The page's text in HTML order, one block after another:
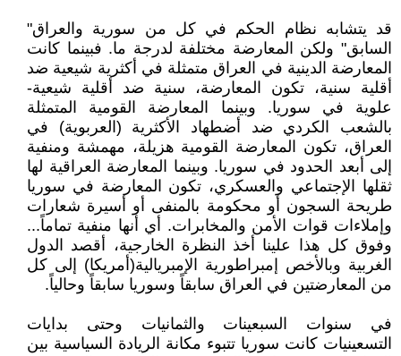
قد يتشابه نظام الحكم في كل من سورية والعراق"
السابق" ولكن المعارضة مختلفة لدرجة ما. فبينما كانت
المعارضة الدينية في العراق متمثلة في أكثرية شيعية ضد
أقلية سنية، تكون المعارضة، سنية ضد أقلية شيعية-
علوية في سوريا. وبينما المعارضة القومية المتمثلة
بالشعب الكردي ضد أضطهاد الأكثرية (العربوية) في
العراق، تكون المعارضة القومية هزيلة، مهمشة ومنفية
إلى أبعد الحدود في سوريا. وبينما المعارضة العراقية لها
ثقلها الإجتماعي والعسكري، تكون المعارضة في سوريا
طريحة السجون أو محكومة بالمنفى أو أسيرة شعارات
وإملاءات قوات الأمن والمخابرات. أي أنها منفية تماماً...
وفوق كل هذا علينا أخذ النظرة الخارجية، أقصد الدول
الغربية وبالأخص إمبراطورية الإمبريالية(أمريكا) إلى كل
من المعارضتين في العراق سابقاً وسوريا سابقاً وحالياً.
في سنوات السبعينات والثمانيات وحتى بدايات
التسعينيات كانت سوريا تتبوء مكانة الريادة السياسية بين